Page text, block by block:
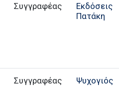
Συγγραφέας
Εκδόσεις
Πατάκη
Συγγραφέας Ψυχογιός